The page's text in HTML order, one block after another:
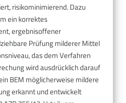
risikominimierend. Dazu
ein korrektes
ergebnisoffener
Prüfung milderer Mittel
das dem Verfahren
wird ausdrücklich darauf
BEM möglicherweise mildere
erkannt und entwickelt